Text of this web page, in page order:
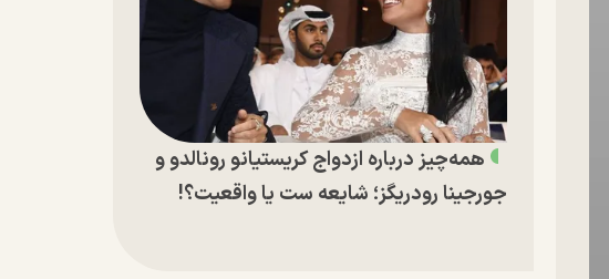
همه‌چیز درباره ازدواج کریستیانو رونالدو و
جورجینا رودریگز؛ شایعه ست یا واقعیت؟!